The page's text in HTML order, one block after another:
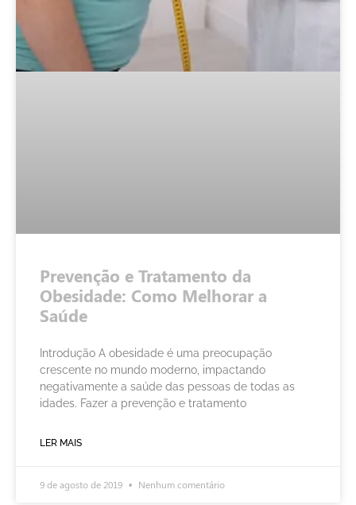
Prevenção e Tratamento da
Obesidade: Como Melhorar a
Saúde
Introdução A obesidade é uma preocupação
crescente no mundo moderno, impactando
negativamente a saúde das pessoas de todas as
idades. Fazer a prevenção e tratamento
LER MAIS
9 de agosto de 2019 Nenhum comentário